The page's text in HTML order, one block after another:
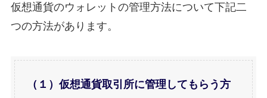
仮想通貨のウォレットの管理方法について下記二
つの方法があります。
（１）仮想通貨取引所に管理してもらう方